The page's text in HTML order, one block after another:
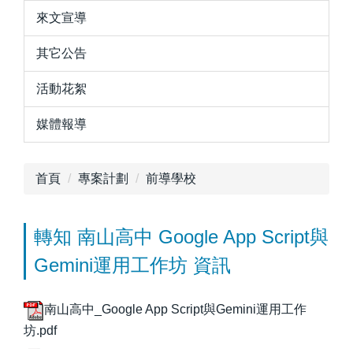
來文宣導
其它公告
活動花絮
媒體報導
首頁 專案計劃 前導學校
轉知 南山高中 Google App Script與
Gemini運用工作坊 資訊
南山高中_Google App Script與Gemini運用工作
坊.pdf